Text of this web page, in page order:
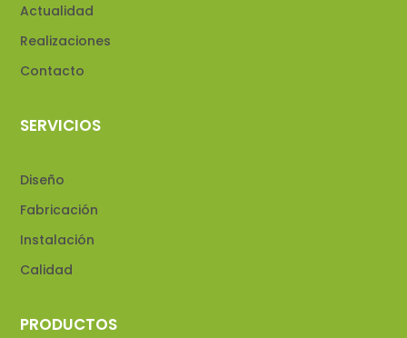
Actualidad
Realizaciones
Contacto
SERVICIOS
Diseño
Fabricación
Instalación
Calidad
PRODUCTOS